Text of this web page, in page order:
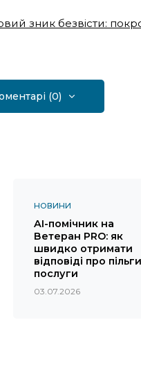
зник безвісти:
(0)
НОВИНИ
AI-помічник на
Ветеран PRO: як
швидко отримати
відповіді про
послуги
03.07.2026